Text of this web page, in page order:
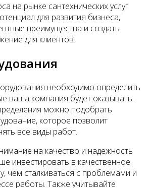
на рынке сантехнических услуг
для развития бизнеса,
преимущества и создать
для клиентов.
необходимо определить
ваша компания будет оказывать.
можно подобрать
которое позволит
все виды работ.
на качество и надежность
инвестировать в качественное
чем сталкиваться с проблемами и
работы. Также учитывайте